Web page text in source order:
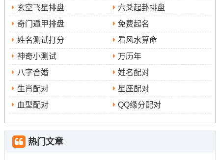
其三是特殊节气禁忌，部分要紧节气前后,如立秋前后;有关
理发的讲究可能更多 需参照具体年份黄历的宜忌标注~谨
慎选择。
选择吉日理发，是传统文化的一种传承,它融合了古人对天
时、地利与人合的朴素理解同敬畏！在现代生活中咱们亦
可将其视为一种向上的心理暗示，借此开启焕然一新的生
活节奏。
愿您能在对的时间 欣然理却千丝烦扰~喜迎金秋舒爽合吉
玄空飞星排盘
六爻起卦排盘
奇门遁甲排盘
免费起名
姓名测试打分
看风水算命
神奇小测试
万历年
八字合婚
姓名配对
生肖配对
星座配对
血型配对
QQ缘分配对
热门文章